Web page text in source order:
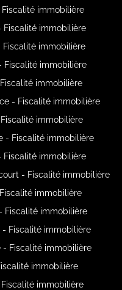
Fiscalité immobilière
Fiscalité immobilière
Fiscalité immobilière
Fiscalité immobilière
immobilière
- Fiscalité immobilière
immobilière
- Fiscalité immobilière
Fiscalité immobilière
- Fiscalité immobilière
immobilière
Fiscalité immobilière
- Fiscalité immobilière
- Fiscalité immobilière
immobilière
immobilière